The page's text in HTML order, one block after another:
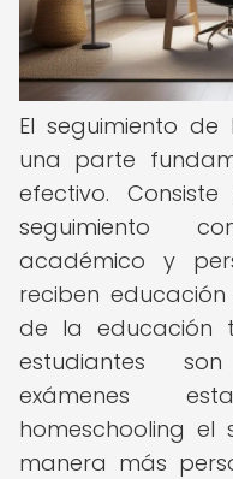
El seguimiento
una parte
efectivo.
seguimiento
académico y
reciben
de la educación
estudiantes
exámenes
homeschooling el
manera más